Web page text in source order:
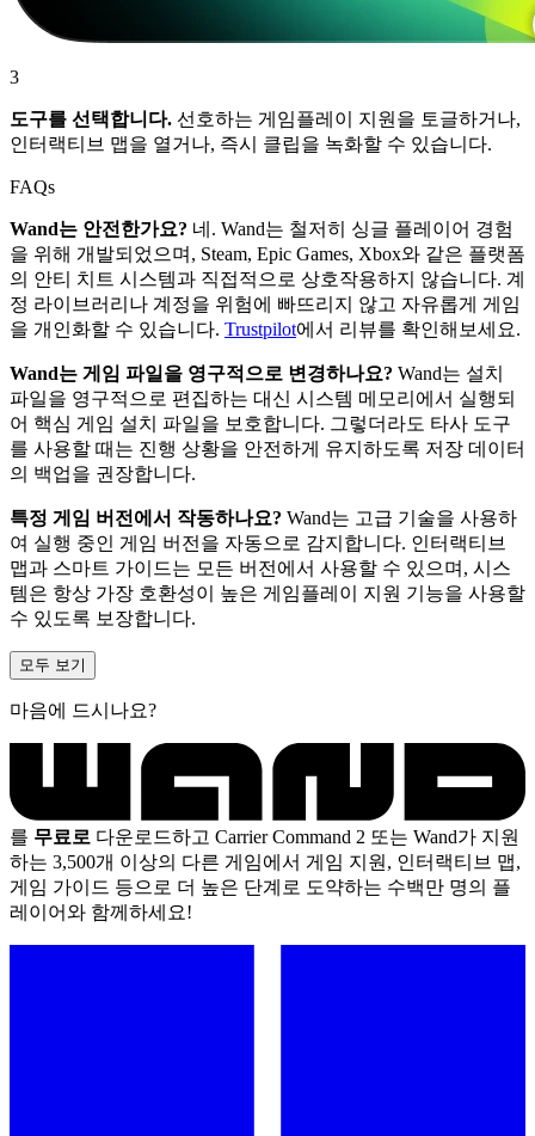
3
도구를 선택합니다. 선호하는 게임플레이 지원을 토글하거나,
인터랙티브 맵을 열거나, 즉시 클립을 녹화할 수 있습니다.
FAQs
Wand는 안전한가요? 네. Wand는 철저히 싱글 플레이어 경험
을 위해 개발되었으며, Steam, Epic Games, Xbox와 같은 플랫폼
의 안티 치트 시스템과 직접적으로 상호작용하지 않습니다. 계
정 라이브러리나 계정을 위험에 빠뜨리지 않고 자유롭게 게임
을 개인화할 수 있습니다. Trustpilot에서 리뷰를 확인해보세요.
Wand는 게임 파일을 영구적으로 변경하나요? Wand는 설치
파일을 영구적으로 편집하는 대신 시스템 메모리에서 실행되
어 핵심 게임 설치 파일을 보호합니다. 그렇더라도 타사 도구
를 사용할 때는 진행 상황을 안전하게 유지하도록 저장 데이터
의 백업을 권장합니다.
특정 게임 버전에서 작동하나요? Wand는 고급 기술을 사용하
여 실행 중인 게임 버전을 자동으로 감지합니다. 인터랙티브
맵과 스마트 가이드는 모든 버전에서 사용할 수 있으며, 시스
템은 항상 가장 호환성이 높은 게임플레이 지원 기능을 사용할
수 있도록 보장합니다.
모두 보기
마음에 드시나요?
를 무료로 다운로드하고 Carrier Command 2 또는 Wand가 지원
하는 3,500개 이상의 다른 게임에서 게임 지원, 인터랙티브 맵,
게임 가이드 등으로 더 높은 단계로 도약하는 수백만 명의 플
레이어와 함께하세요!